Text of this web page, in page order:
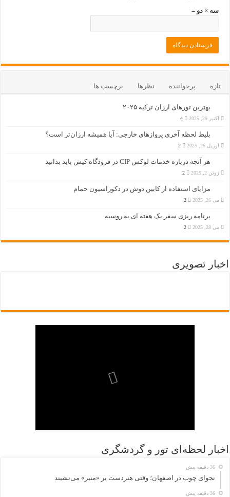
سه × دو =
تازه پرخواننده نظرها برچسب ها
بهترین تورهای ارزان ترکیه ۲۰۲۵
اکتبر 29, 2025 4
بلیط لحظه آخری پروازهای خارجی: آیا همیشه ارزان‌تر است؟
آوریل 26, 2025 2
هر آنچه درباره خدمات لوکس CIP در فرودگاه‌ کیش باید بدانید
ژوئن 2, 2025 2
مزایای استفاده از کابین دوش در دکوراسیون حمام
می 26, 2025 2
برنامه ریزی سفر یک هفته ای به روسیه
می 28, 2025 2
اخبار تصویری
اخبار لحظه‌ای تور و گردشگری
36 دقیقه پیش
نجوای چوب در اصفهان؛ وقتی هنردست بر «منبر» می‌نشیند
36 دقیقه پیش